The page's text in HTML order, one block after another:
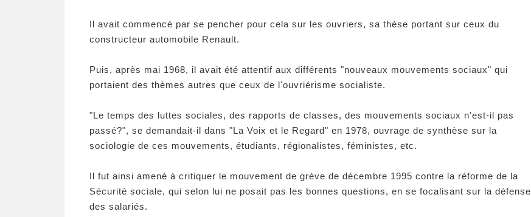
Il avait commencé par se pencher pour cela sur les ouvriers, sa thèse portant sur ceux du
constructeur automobile Renault.
Puis, après mai 1968, il avait été attentif aux différents "nouveaux mouvements sociaux" qui
portaient des thèmes autres que ceux de l'ouvriérisme socialiste.
"Le temps des luttes sociales, des rapports de classes, des mouvements sociaux n'est-il pas
passé?", se demandait-il dans "La Voix et le Regard" en 1978, ouvrage de synthèse sur la
sociologie de ces mouvements, étudiants, régionalistes, féministes, etc.
Il fut ainsi amené à critiquer le mouvement de grève de décembre 1995 contre la réforme de la
Sécurité sociale, qui selon lui ne posait pas les bonnes questions, en se focalisant sur la défense
des salariés.